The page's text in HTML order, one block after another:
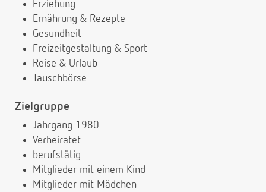
Erziehung
Ernährung & Rezepte
Gesundheit
Freizeitgestaltung & Sport
Reise & Urlaub
Tauschbörse
Zielgruppe
Jahrgang 1980
Verheiratet
berufstätig
Mitglieder mit einem Kind
Mitglieder mit Mädchen